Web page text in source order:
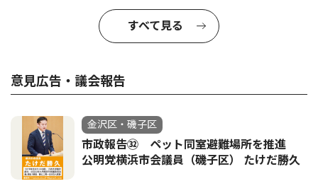
すべて見る
意見広告・議会報告
金沢区・磯子区
市政報告㉜ ペット同室避難場所を推進
公明党横浜市会議員（磯子区） たけだ勝久